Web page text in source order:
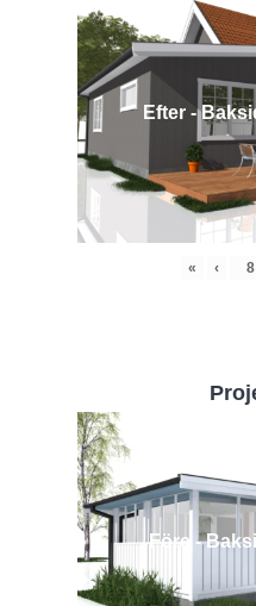
Efter -
« ‹
Före -